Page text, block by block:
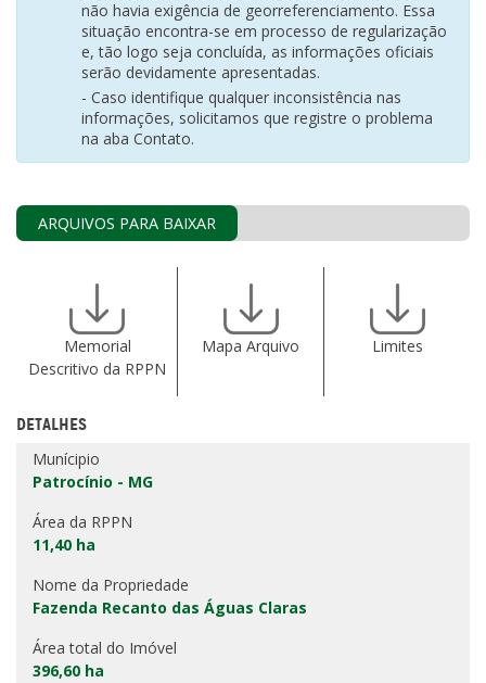
não havia exigência de georreferenciamento. Essa
situação encontra-se em processo de regularização
e, tão logo seja concluída, as informações oficiais
serão devidamente apresentadas.
- Caso identifique qualquer inconsistência nas
informações, solicitamos que registre o problema
na aba Contato.
ARQUIVOS PARA BAIXAR
Memorial
Descritivo da RPPN
Mapa Arquivo Limites
DETALHES
Munícipio
Patrocínio - MG
Área da RPPN
11,40 ha
Nome da Propriedade
Fazenda Recanto das Águas Claras
Área total do Imóvel
396,60 ha